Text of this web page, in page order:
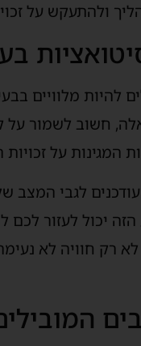
ולהתעקש על
להיות מלוויים
חשוב לשמור על
המגינות על
לגבי
יכול לעזור לכם
רק חוויה לא